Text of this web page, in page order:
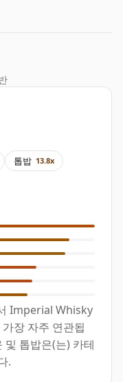
톱밥 13.8x
Imperial Whisky
장 자주 연관됩
및 톱밥은(는) 카테
.